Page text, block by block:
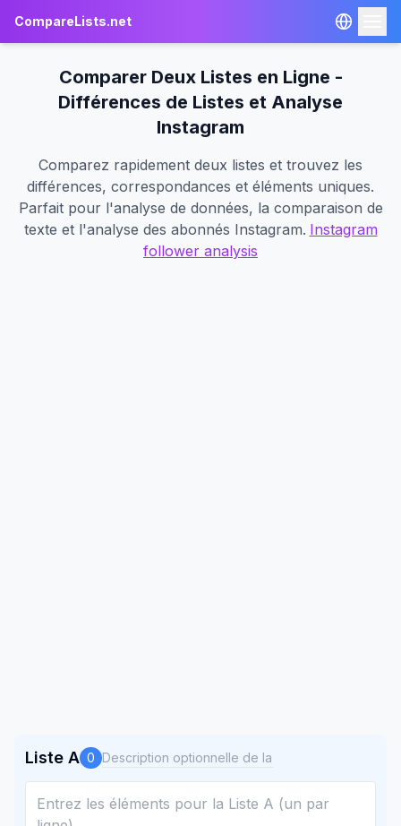
CompareLists.net
Comparer Excel
Comparer Texte
Instagram Unfollowers
Comparer Deux Listes en Ligne -
Différences de Listes et Analyse
Instagram
Comparez rapidement deux listes et trouvez les
différences, correspondances et éléments uniques.
Parfait pour l'analyse de données, la comparaison de
texte et l'analyse des abonnés Instagram. Instagram
follower analysis
Liste A 0